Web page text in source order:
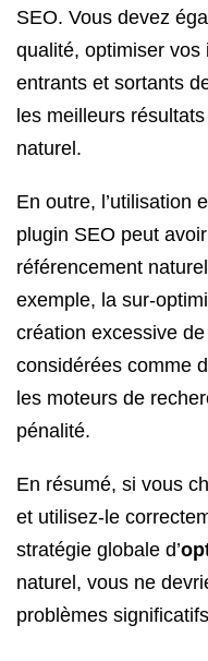
SEO. Vous devez
qualité, optimiser
entrants et sortants
les meilleurs
naturel.
En outre, l’utilisation
plugin SEO peut
référencement
exemple, la sur-
création excessive
considérées comme
les moteurs de
pénalité.
En résumé, si vous
et utilisez-le
stratégie globale d’
naturel, vous ne
problèmes